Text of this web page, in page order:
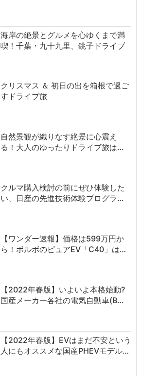
海岸の絶景とグルメを心ゆくまで満
喫！千葉・九十九里、銚子ドライブ
クリスマス ＆ 初日の出を箱根で過ご
すドライブ旅
自然景観が織りなす絶景に心震え
る！大人のゆったりドライブ旅は…
クルマ購入検討の前にぜひ体験した
い、日産の先進技術体験プログラ…
【ワンダー速報】価格は599万円か
ら！ボルボのピュアEV「C40」は…
【2022年春版】いよいよ本格始動?
国産メーカー各社の電気自動車(B…
【2022年春版】EVはまだ不安という
人にもオススメな国産PHEVモデル…